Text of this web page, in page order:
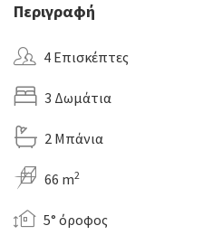
Περιγραφή
4 Επισκέπτες
3 Δωμάτια
2 Μπάνια
66 m2
5° όροφος